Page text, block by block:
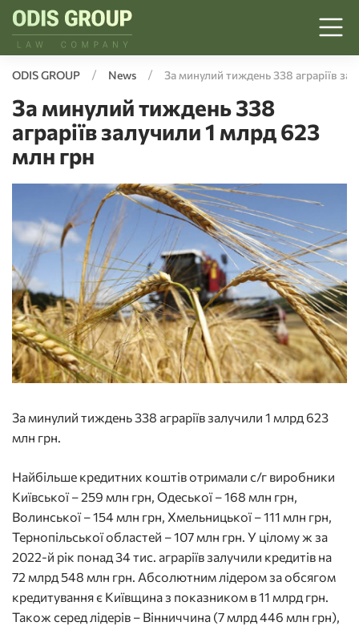
ODIS GROUP News За минулий тиждень 338 аграріїв
За минулий тиждень 338
аграріїв залучили 1 млрд 623
млн грн
За минулий тиждень 338 аграріїв залучили 1 млрд 623
млн грн.
Найбільше кредитних коштів отримали с/г виробники
Київської – 259 млн грн, Одеської – 168 млн грн,
Волинської – 154 млн грн, Хмельницької – 111 млн грн,
Тернопільської областей – 107 млн грн. У цілому ж за
2022-й рік понад 34 тис. аграріїв залучили кредитів на
72 млрд 548 млн грн. Абсолютним лідером за обсягом
кредитування є Київщина з показником в 11 млрд грн.
Також серед лідерів – Вінниччина (7 млрд 446 млн грн),